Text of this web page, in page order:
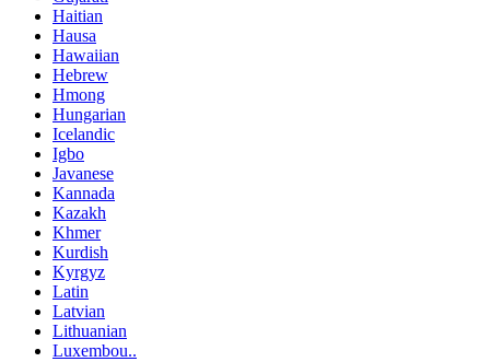
Haitian
Hausa
Hawaiian
Hebrew
Hmong
Hungarian
Icelandic
Igbo
Javanese
Kannada
Kazakh
Khmer
Kurdish
Kyrgyz
Latin
Latvian
Lithuanian
Luxembou..